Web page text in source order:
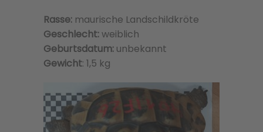
Rasse: maurische Landschildkröte
Geschlecht:weiblich
Geburtsdatum: unbekannt
Gewicht: 1,5 kg